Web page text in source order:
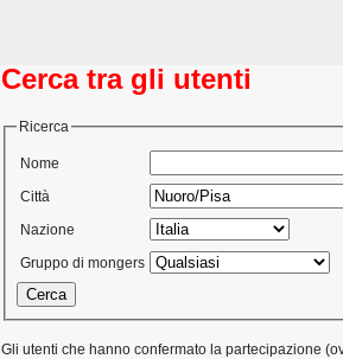
Cerca tra gli utenti
Ricerca
Nome
Città
Nazione
Gruppo di mongers
Gli utenti che hanno confermato la partecipazione